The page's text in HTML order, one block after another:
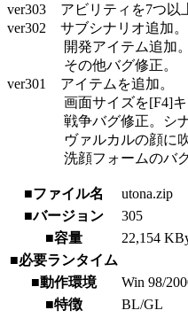
ver303 アビリティを7つ以
ver302 サブシナリオ追加。
開発アイテム追加。
その他バグ修正。
ver301 アイテムを追加。
画面サイズを[F4]キー
戦争バグ修正。シナリ
ヴァルカルの顔に吹き
洗顔フォームのバグが
■ファイル名
utona.zip
■バージョン
305
■容量
22,154
■必要ランタイム
■動作環境
Win 98/
■特徴
BL/GL